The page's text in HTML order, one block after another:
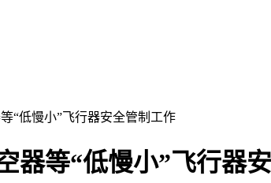
“低慢小”飞行器安全管制工作
器等“低慢小”飞行器